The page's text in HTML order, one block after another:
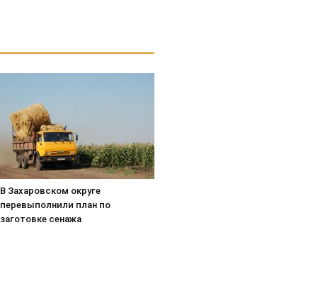
В Захаровском округе
перевыполнили план по
заготовке сенажа